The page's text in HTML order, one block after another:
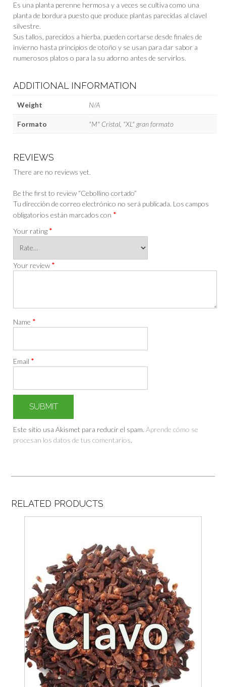
Es una planta perenne hermosa y a veces se cultiva como una
planta de bordura puesto que produce plantas parecidas al clavel
silvestre.
Sus tallos, parecidos a hierba, pueden cortarse desde finales de
invierno hasta principios de otoño y se usan para dar sabor a
numerosos platos o para la su adorno antes de servirlos.
ADDITIONAL INFORMATION
Weight N/A
Formato "M" Cristal, "XL" gran formato
REVIEWS
There are no reviews yet.
Be the first to review “Cebollino cortado”
Tu dirección de correo electrónico no será publicada. Los campos
obligatorios están marcados con *
Your rating *
Your review *
Name *
Email *
Este sitio usa Akismet para reducir el spam.Aprende cómo se
procesan los datos de tus comentarios.
RELATED PRODUCTS